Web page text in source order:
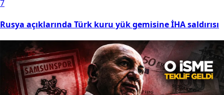
7
Rusya açıklarında Türk kuru yük gemisine İHA saldırısı